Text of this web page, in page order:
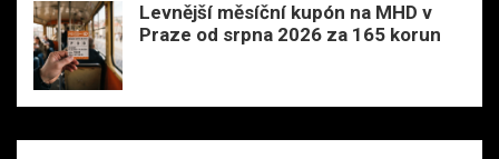
Levnější měsíční kupón na MHD v
Praze od srpna 2026 za 165 korun